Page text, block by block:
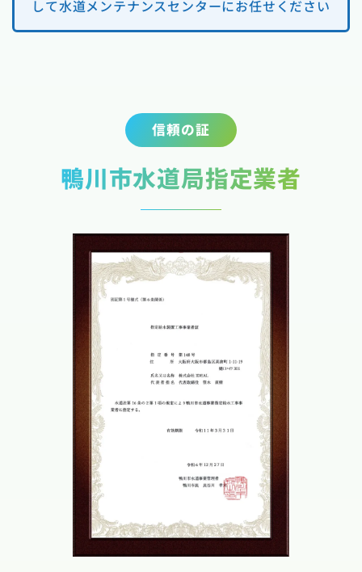
して水道メンテナンスセンターにお任せください
信頼の証
鴨川市水道局指定業者